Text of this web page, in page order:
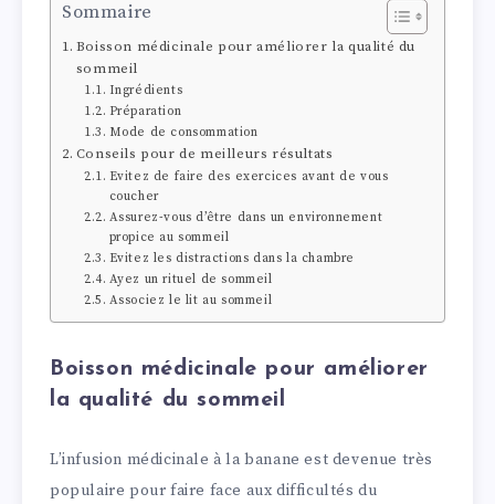
Sommaire
Boisson médicinale pour améliorer la qualité du
sommeil
Ingrédients
Préparation
Mode de consommation
Conseils pour de meilleurs résultats
Evitez de faire des exercices avant de vous
coucher
Assurez-vous d’être dans un environnement
propice au sommeil
Evitez les distractions dans la chambre
Ayez un rituel de sommeil
Associez le lit au sommeil
Boisson médicinale pour améliorer
la qualité du sommeil
L’infusion médicinale à la banane est devenue très
populaire pour faire face aux difficultés du